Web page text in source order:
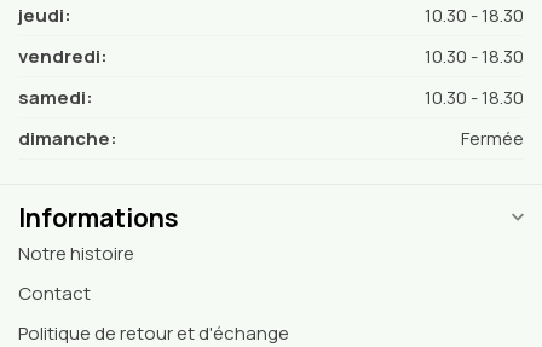
jeudi:
10.30 - 18.30
vendredi:
10.30 - 18.30
samedi:
10.30 - 18.30
dimanche:
Fermée
Informations
Notre histoire
Contact
Politique de retour et d'échange